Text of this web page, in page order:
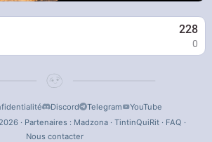
228
0
Discord Telegram
YouTube
· Partenaires : Madzona· TintinQuiRit· FAQ ·
Nous contacter